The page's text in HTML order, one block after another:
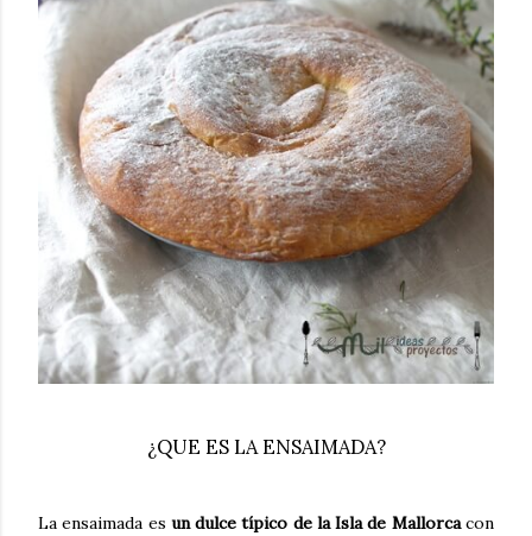
¿QUE ES LA ENSAIMADA?
La ensaimada es un dulce típico de la Isla de Mallorcacon